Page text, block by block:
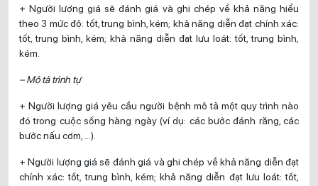
+ Người lượng giá sẽ đánh giá và ghi chép về khả năng hiểu
theo 3 mức độ: tốt, trung bình, kém; khả năng diễn đạt chính xác:
tốt, trung bình, kém; khả năng diễn đạt lưu loát: tốt, trung bình,
kém.
– Mô tả trình tự
+ Người lượng giá yêu cầu người bệnh mô tả một quy trình nào
đó trong cuộc sống hàng ngày (ví dụ: các bước đánh răng, các
bước nấu cơm, …).
+ Người lượng giá sẽ đánh giá và ghi chép về khả năng diễn đạt
chính xác: tốt, trung bình, kém; khả năng diễn đạt lưu loát: tốt,